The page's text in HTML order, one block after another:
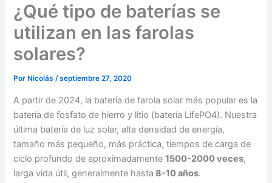
¿Qué tipo de baterías se
utilizan en las farolas
solares?
Por Nicolás/septiembre 27, 2020
A partir de 2024, la batería de farola solar más popular es la
batería de fosfato de hierro y litio (batería LifePO4). Nuestra
última batería de luz solar, alta densidad de energía,
tamaño más pequeño, más práctica, tiempos de carga de
ciclo profundo de aproximadamente1500-2000 veces,
larga vida útil, generalmente hasta 8-10 años.